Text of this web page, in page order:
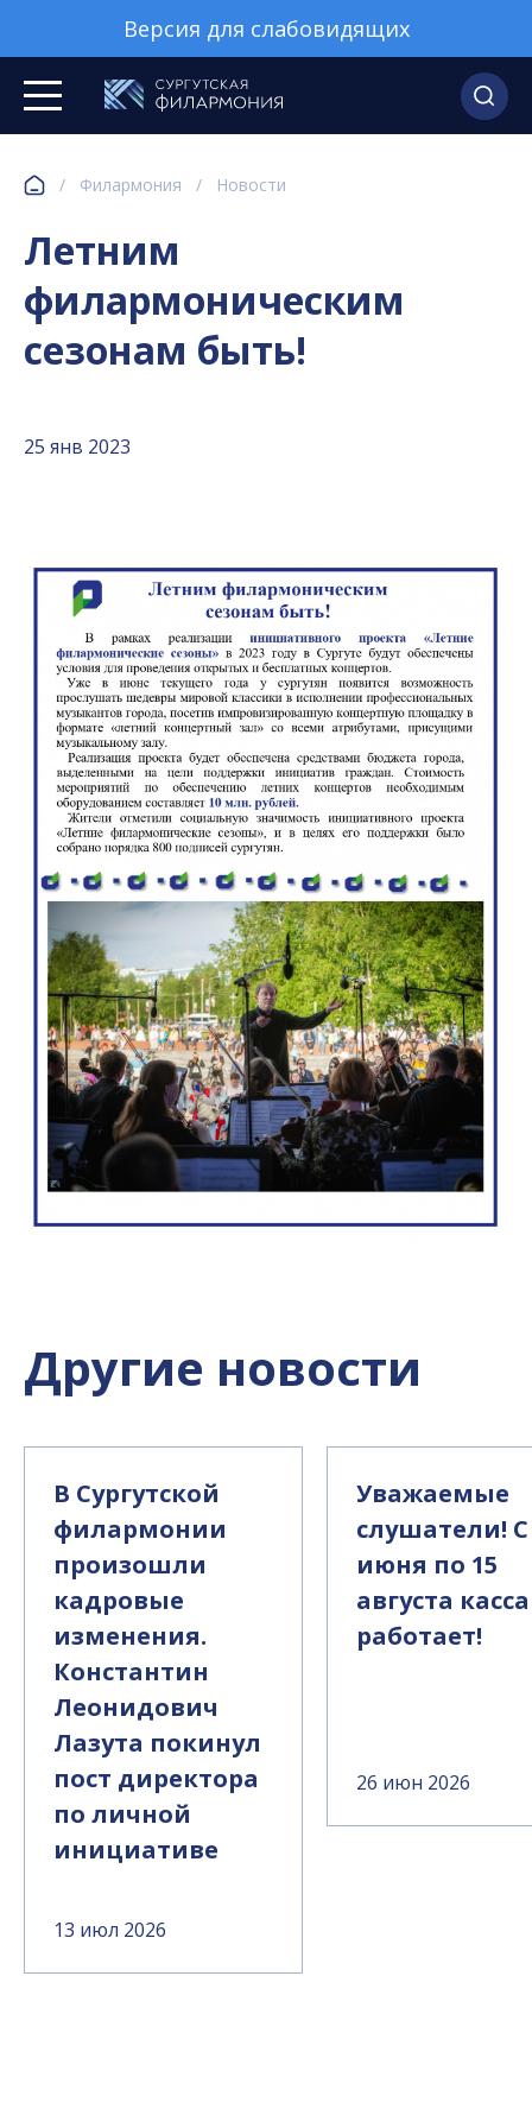
Версия для слабовидящих
/ Филармония / Новости
Летним
филармоническим
сезонам быть!
25 янв 2023
Другие новости
В Сургутской
филармонии
произошли
кадровые
изменения.
Константин
Леонидович
Лазута покинул
пост директора
по личной
инициативе
13 июл 2026
Уважаемые
слушатели! С
июня по 15
августа
работает!
26 июн 2026